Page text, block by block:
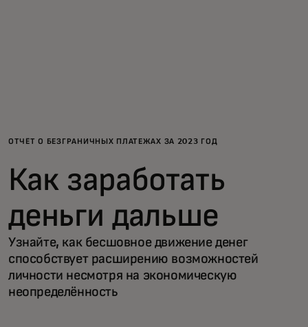
Новости и тренды
ОТЧЁТ О БЕЗГРАНИЧНЫХ ПЛАТЕЖАХ ЗА 2023 ГОД
Как заработать
деньги дальше
Узнайте, как бесшовное движение денег
способствует расширению возможностей
личности несмотря на экономическую
неопределённость